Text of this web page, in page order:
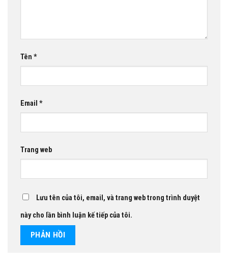
Tên *
Email *
Trang web
Lưu tên của tôi, email, và trang web trong trình duyệt
này cho lần bình luận kế tiếp của tôi.